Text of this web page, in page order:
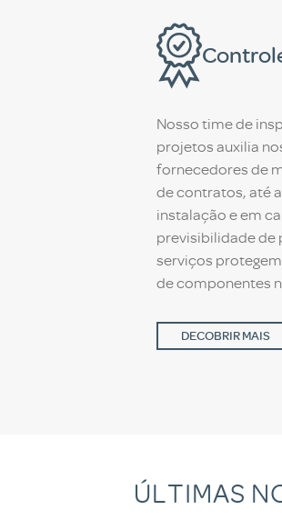
Nosso time de
projetos auxilia
fornecedores de
de contratos, até
instalação e em
previsibilidade de
serviços
de componentes
DECOBRIR MAIS
ÚLTIMAS